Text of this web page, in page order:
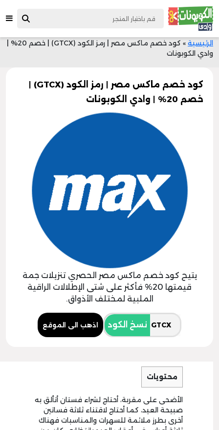
الرئيسية »
كود خصم ماكس مصر | رمز الكود (GTCX) | خصم 20% |
وادي الكوبونات
كود خصم ماكس مصر | رمز الكود (GTCX) |
خصم 20% | وادي الكوبونات
يتيح كود خصم ماكس مصر الحصري تنزيلات جمة
قيمتها 20% فأكثر على شتى الإطلالات الراقية
الملبية لمختلف الأذواق.
نسخ الكود اذهب الى الموقع
محتويات
الأضحى على مقربة، أحتاج لشراء فستان أتألق به
صبيحة العيد، كما أحتاج لاقتناء ثلاثة فساتين
أخرى بطرز ملائمة للسهرات والمناسبات فهناك